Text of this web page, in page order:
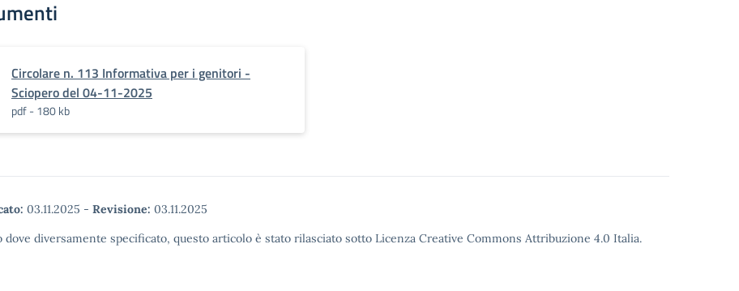
Circolare n. 113 Informativa per i genitori -
Sciopero del 04-11-2025
pdf - 180 kb
03.11.2025 - Revisione: 03.11.2025
dove diversamente specificato, questo articolo è stato rilasciato sotto Licenza Creative Commons Attribuzione 4.0 Italia.